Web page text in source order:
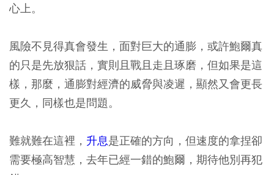
心上。
風險不見得真會發生，面對巨大的通膨，或許鮑爾真
的只是先放狠話，實則且戰且走且琢磨，但如果是這
樣，那麼，通膨對經濟的威脅與凌遲，顯然又會更長
更久，同樣也是問題。
難就難在這裡， 升息是正確的方向，但速度的拿捏卻
需要極高智慧，去年已經一錯的鮑爾，期待他別再犯